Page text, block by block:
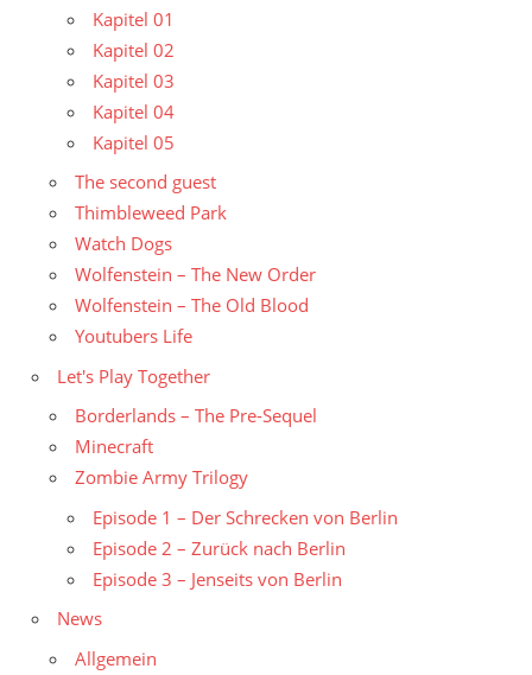
Kapitel 01
Kapitel 02
Kapitel 03
Kapitel 04
Kapitel 05
The second guest
Thimbleweed Park
Watch Dogs
Wolfenstein – The New Order
Wolfenstein – The Old Blood
Youtubers Life
Let's Play Together
Borderlands – The Pre-Sequel
Minecraft
Zombie Army Trilogy
Episode 1 – Der Schrecken von Berlin
Episode 2 – Zurück nach Berlin
Episode 3 – Jenseits von Berlin
News
Allgemein